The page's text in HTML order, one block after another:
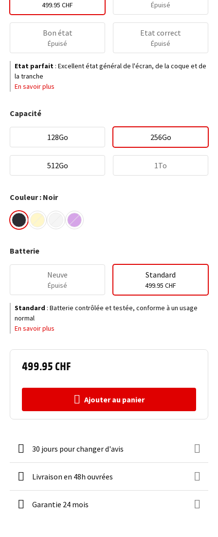
499.95 CHF
Ajouter au panier
499.95 CHF Épuisé
Bon état
Épuisé
Etat correct
Épuisé
Etat parfait : Excellent état général de l'écran, de la coque et de
la tranche
En savoir plus
Capacité
128Go 256Go
512Go 1To
Couleur : Noir
Batterie
Neuve
Épuisé
Standard
499.95 CHF
Standard : Batterie contrôlée et testée, conforme à un usage
normal
En savoir plus
30 jours pour changer d'avis
Livraison en 48h ouvrées
Garantie 24 mois